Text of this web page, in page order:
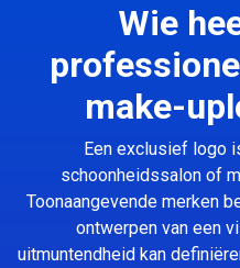
Wie
make-
Een exclusief logo
schoonheidssalon of
Toonaangevende merken
ontwerpen van een
uitmuntendheid kan